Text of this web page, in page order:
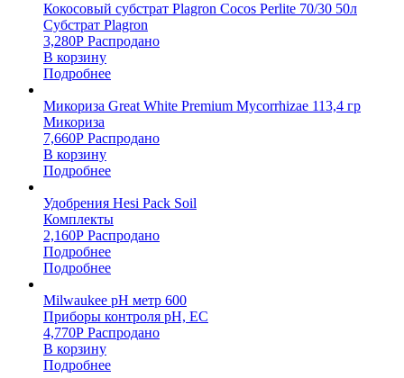
Кокосовый субстрат Plagron Cocos Perlite 70/30 50л
Субстрат Plagron
3,280Р Распродано
В корзину
Подробнее
Микориза Great White Premium Mycorrhizae 113,4 гр
Микориза
7,660Р Распродано
В корзину
Подробнее
Удобрения Hesi Pack Soil
Комплекты
2,160Р Распродано
Подробнее
Подробнее
Milwaukee pH метр 600
Приборы контроля pH, EC
4,770Р Распродано
В корзину
Подробнее